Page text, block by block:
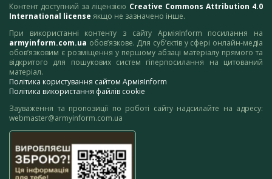
Контент доступний за ліцензією Creative Commons Attribution 4.0
International license якщо не зазначено інше.
При використанні контенту з сайту АрміяInform посилання на
armyinform.com.ua обов’язкове. Для суб’єктів у сфері онлайн-медіа
обов’язковим є розміщення у першому абзаці матеріалу прямого та
відкритого для пошукових систем гіперпосилання на цитований
матеріал.
Політика користування сайтом АрміяInform
Політика використання файлів cookie
Зауваження та пропозиції по роботі сайту надсилайте на адресу:
webmaster@armyinform.com.ua